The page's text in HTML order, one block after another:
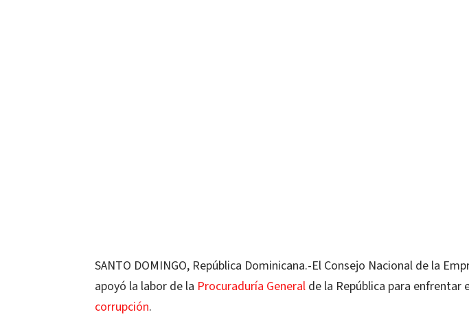
SANTO DOMINGO, República Dominicana.-El Consejo Nacional de la
apoyó la labor de la Procuraduría General de la República para enfrentar
corrupción.